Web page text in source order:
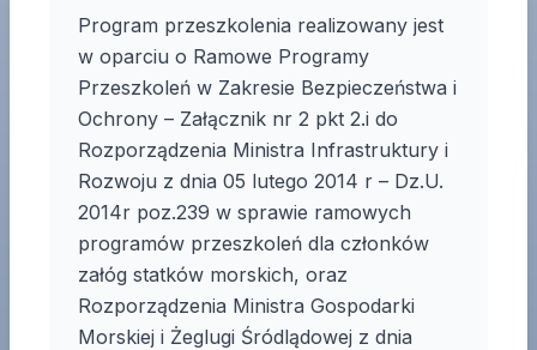
Program przeszkolenia realizowany jest
w oparciu o Ramowe Programy
Przeszkoleń w Zakresie Bezpieczeństwa i
Ochrony – Załącznik nr 2 pkt 2.i do
Rozporządzenia Ministra Infrastruktury i
Rozwoju z dnia 05 lutego 2014 r – Dz.U.
2014r poz.239 w sprawie ramowych
programów przeszkoleń dla członków
załóg statków morskich, oraz
Rozporządzenia Ministra Gospodarki
Morskiej i Żeglugi Śródlądowej z dnia